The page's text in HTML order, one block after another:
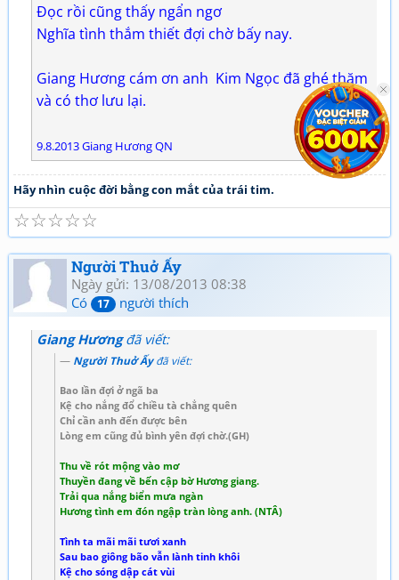
Đọc rồi cũng thấy ngẩn ngơ
Nghĩa tình thắm thiết đợi chờ bấy nay.
Giang Hương cám ơn anh Kim Ngọc đã ghé thăm
và có thơ lưu lại.
9.8.2013 Giang Hương QN
Hãy nhìn cuộc đời bằng con mắt của trái tim.
☆
☆
☆
☆
☆
Người Thuở Ấy
Ngày gửi: 13/08/2013 08:38
Có
17 người thích
Giang Hươngđã viết:
Người Thuở Ấyđã viết:
Bao lần đợi ở ngã ba
Kệ cho nắng đổ chiều tà chẳng quên
Chỉ cần anh đến được bên
Lòng em cũng đủ bình yên đợi chờ.(GH)
Thu về rót mộng vào mơ
Thuyền đang về bến cập bờ Hương giang.
Trải qua nắng biển mưa ngàn
Hương tình em đón ngập tràn lòng anh. (NTÂ)
Tình ta mãi mãi tươi xanh
Sau bao giông bão vẫn lành tinh khôi
Kệ cho sóng dập cát vùi